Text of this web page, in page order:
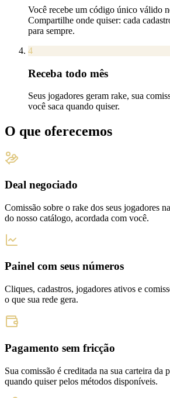
Você recebe um código único válido
Compartilhe onde quiser: cada
para sempre.
4
Receba todo mês
Seus jogadores geram rake, sua
você saca quando quiser.
O que oferecemos
Deal negociado
Comissão sobre o rake dos seus jogadores
do nosso catálogo, acordada com você.
Painel com seus números
Cliques, cadastros, jogadores ativos e
o que sua rede gera.
Pagamento sem fricção
Sua comissão é creditada na sua carteira da
quando quiser pelos métodos disponíveis.